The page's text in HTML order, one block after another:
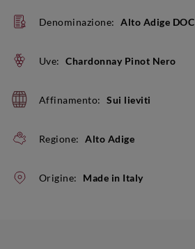
Denominazione: Alto Adige DOC
Uve: Chardonnay Pinot Nero
Affinamento: Sui lieviti
Regione: Alto Adige
Origine: Made in Italy